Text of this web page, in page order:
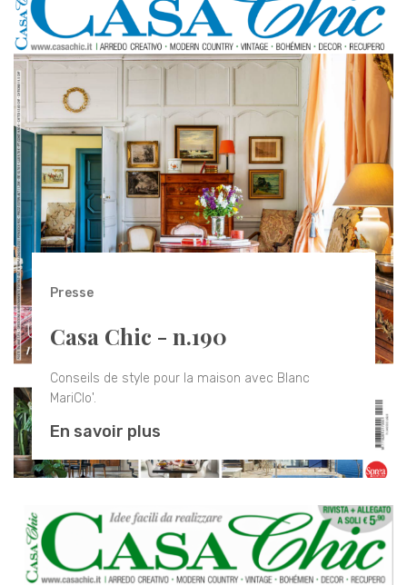
Presse
Casa Chic - n.190
Conseils de style pour la maison avec Blanc
MariClo'.
En savoir plus